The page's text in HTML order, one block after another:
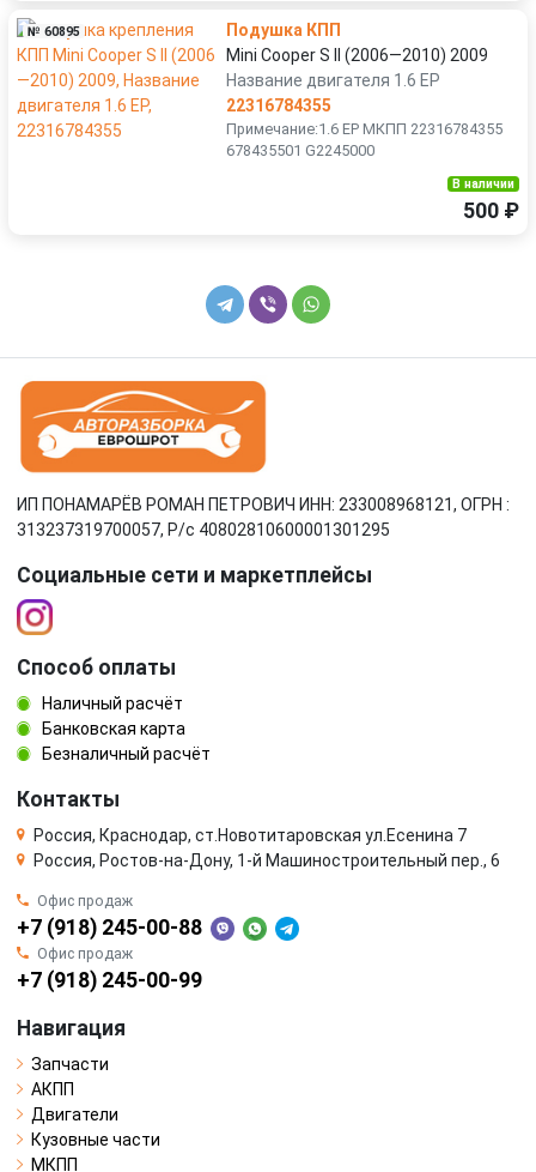
№ 60895
Подушка КПП
Mini Cooper S II (2006—2010) 2009
Название двигателя 1.6 EP
22316784355
Примечание:1.6 EP МКПП 22316784355
678435501 G2245000
В наличии
500 ₽
ИП ПОНАМАРЁВ РОМАН ПЕТРОВИЧ ИНН: 233008968121, ОГРН :
313237319700057, Р/c 40802810600001301295
Социальные сети и маркетплейсы
Способ оплаты
Наличный расчёт
Банковская карта
Безналичный расчёт
Контакты
Россия, Краснодар, ст.Новотитаровская ул.Есенина 7
Россия, Ростов-на-Дону, 1-й Машиностроительный пер., 6
Офис продаж
+7 (918) 245-00-88
Офис продаж
+7 (918) 245-00-99
Навигация
Запчасти
АКПП
Двигатели
Кузовные части
МКПП